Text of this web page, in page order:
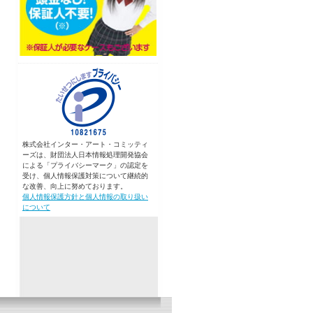
株式会社インター・アート・コミッティ
ーズは、財団法人日本情報処理開発協会
による「プライバシーマーク」の認定を
受け、個人情報保護対策について継続的
な改善、向上に努めております。
個人情報保護方針と個人情報の取り扱い
について